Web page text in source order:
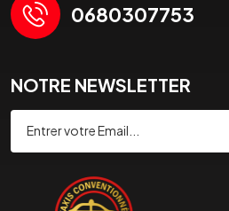
0680307753
NOTRE NEWSLETTER